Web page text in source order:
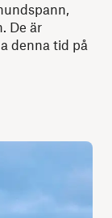
De är
denna tid på